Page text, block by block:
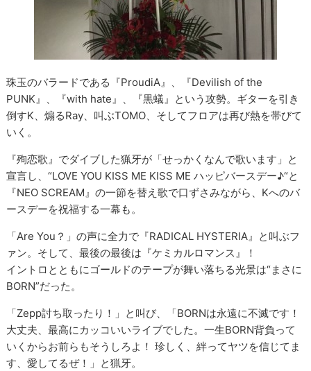
珠玉のバラードである『ProudiA』、『Devilish of the
PUNK』、『with hate』、『黒蟻』という攻勢。ギターを引き
倒すK、煽るRay、叫ぶTOMO、そしてフロアは再び熱を帯びて
いく。
『殉恋歌』でダイブした猟牙が「せっかくなんで歌います」と
宣言し、“LOVE YOU KISS ME KISS ME ハッピバースデー♪“と
『NEO SCREAM』の一節を替え歌で口ずさみながら、Kへのバ
ースデーを祝福する一幕も。
「Are You？」の声に全力で『RADICAL HYSTERIA』と叫ぶフ
ァン。そして、最後の最後は『ケミカルロマンス』！
イントロとともにゴールドのテープが舞い落ちる光景は“まさに
BORN”だった。
「Zepp討ち取ったり！」と叫び、「BORNは永遠に不滅です！
大丈夫、最高にカッコいいライブでした。一生BORN背負って
いくからお前らもそうしろよ！ 珍しく、絆ってヤツを信じてま
す、愛してるぜ！」と猟牙。